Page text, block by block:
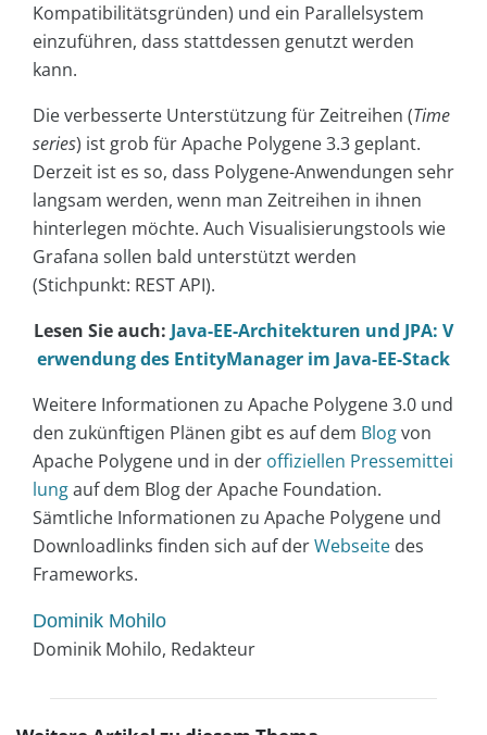
Kompatibilitätsgründen) und ein Parallelsystem
einzuführen, dass stattdessen genutzt werden
kann.
Die verbesserte Unterstützung für Zeitreihen (Time
series) ist grob für Apache Polygene 3.3 geplant.
Derzeit ist es so, dass Polygene-Anwendungen sehr
langsam werden, wenn man Zeitreihen in ihnen
hinterlegen möchte. Auch Visualisierungstools wie
Grafana sollen bald unterstützt werden
(Stichpunkt: REST API).
Lesen Sie auch: Java-EE-Architekturen und JPA: V
erwendung des EntityManager im Java-EE-Stack
Weitere Informationen zu Apache Polygene 3.0 und
den zukünftigen Plänen gibt es auf dem Blogvon
Apache Polygene und in der offiziellen Pressemittei
lungauf dem Blog der Apache Foundation.
Sämtliche Informationen zu Apache Polygene und
Downloadlinks finden sich auf derWebseite des
Frameworks.
Dominik Mohilo
Dominik Mohilo, Redakteur